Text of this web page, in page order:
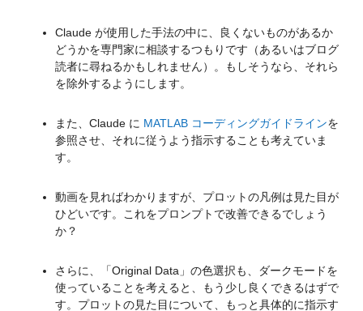
Claude が使用した手法の中に、良くないものがあるか
どうかを専門家に相談するつもりです（あるいはブログ
読者に尋ねるかもしれません）。もしそうなら、それら
を除外するようにします。
また、Claude に MATLAB コーディングガイドラインを
参照させ、それに従うよう指示することも考えていま
す。
動画を見ればわかりますが、プロットの凡例は見た目が
ひどいです。これをプロンプトで改善できるでしょう
か？
さらに、「Original Data」の色選択も、ダークモードを
使っていることを考えると、もう少し良くできるはずで
す。プロットの見た目について、もっと具体的に指示す